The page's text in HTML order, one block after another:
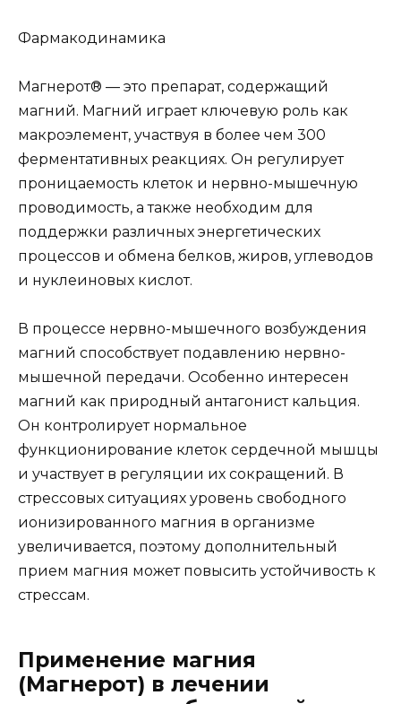
Фармакодинамика
Магнерот® — это препарат, содержащий
магний. Магний играет ключевую роль как
макроэлемент, участвуя в более чем 300
ферментативных реакциях. Он регулирует
проницаемость клеток и нервно-мышечную
проводимость, а также необходим для
поддержки различных энергетических
процессов и обмена белков, жиров, углеводов
и нуклеиновых кислот.
В процессе нервно-мышечного возбуждения
магний способствует подавлению нервно-
мышечной передачи. Особенно интересен
магний как природный антагонист кальция.
Он контролирует нормальное
функционирование клеток сердечной мышцы
и участвует в регуляции их сокращений. В
стрессовых ситуациях уровень свободного
ионизированного магния в организме
увеличивается, поэтому дополнительный
прием магния может повысить устойчивость к
стрессам.
Применение магния
(Магнерот) в лечении